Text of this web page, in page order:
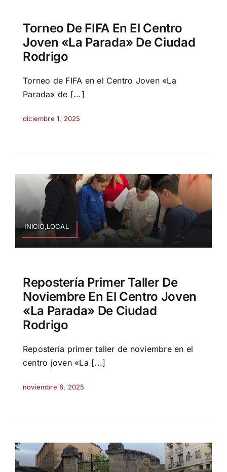
Torneo De FIFA En El Centro
Joven «La Parada» De Ciudad
Rodrigo
Torneo de FIFA en el Centro Joven «La
Parada» de [...]
diciembre 1, 2025
INICIO,LOCAL
Repostería Primer Taller De
Noviembre En El Centro Joven
«La Parada» De Ciudad
Rodrigo
Repostería primer taller de noviembre en el
centro joven «La [...]
noviembre 8, 2025